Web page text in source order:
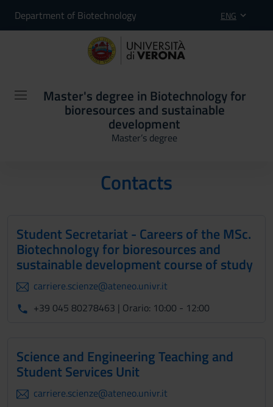
Department of Biotechnology ENG
Master's degree in Biotechnology for
bioresources and sustainable
development
Master’s degree
Contacts
Student Secretariat - Careers of the MSc.
Biotechnology for bioresources and
sustainable development course of study
carriere.scienze@ateneo.univr.it
+39 045 80278463 | Orario: 10:00 - 12:00
Science and Engineering Teaching and
Student Services Unit
carriere.scienze@ateneo.univr.it